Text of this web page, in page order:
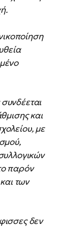
και
με
παρόν
των
δεν